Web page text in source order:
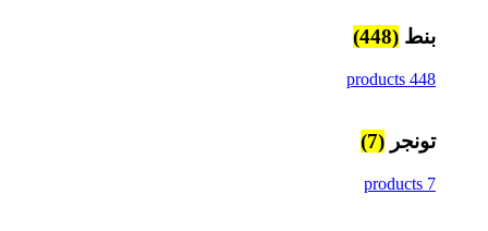
بنط (448)
448 products
تونجر (7)
7 products